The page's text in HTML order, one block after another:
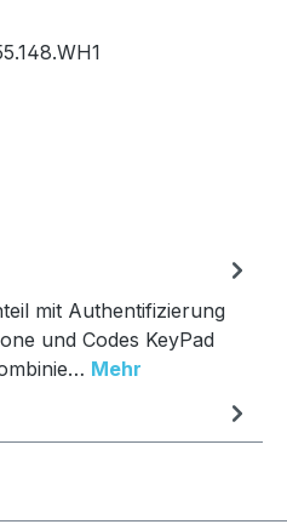
mit Authentifizierung
und Codes KeyPad
Mehr